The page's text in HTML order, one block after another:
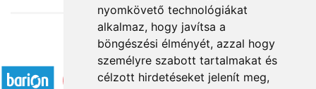
nyomkövető technológiákat
alkalmaz, hogy javítsa a
böngészési élményét, azzal hogy
személyre szabott tartalmakat és
célzott hirdetéseket jelenít meg,
Elfogadott fizetési módok